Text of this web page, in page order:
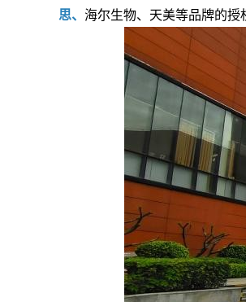
思、 海尔生物、天美等品牌的授